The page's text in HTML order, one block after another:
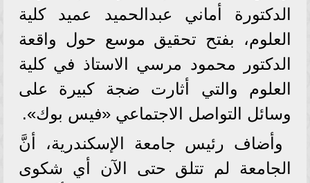
الدكتورة أماني عبدالحميد عميد كلية
العلوم، بفتح تحقيق موسع حول واقعة
الدكتور محمود مرسي الاستاذ في كلية
العلوم والتي أثارت ضجة كبيرة على
وسائل التواصل الاجتماعي «فيس بوك».
وأضاف رئيس جامعة الإسكندرية، أنَّ
الجامعة لم تتلق حتى الآن أي شكوى